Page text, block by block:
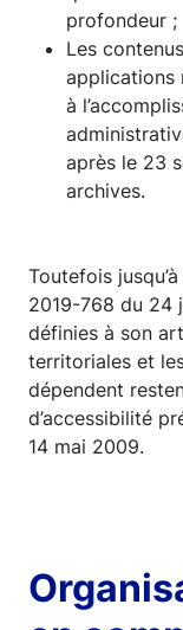
profondeur ;
Les
applications
à
après le 23
archives.
Toutefois
2019-768 du 24
définies à son
territoriales et
dépendent
d’accessibilité
14 mai 2009.